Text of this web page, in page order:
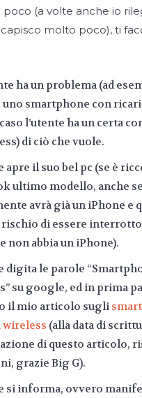
poco (a volte anche io
molto poco), ti
ha un problema (ad
uno smartphone con
l’utente ha un certa
di ciò che vuole.
apre il suo bel pc (se è
ultimo modello, anche
avrà già un iPhone e
di essere
non abbia un iPhone).
digita le parole
su google, ed in prima
il mio articolo sugli
wireless (alla data di
di questo articolo,
grazie Big G).
si informa, ovvero